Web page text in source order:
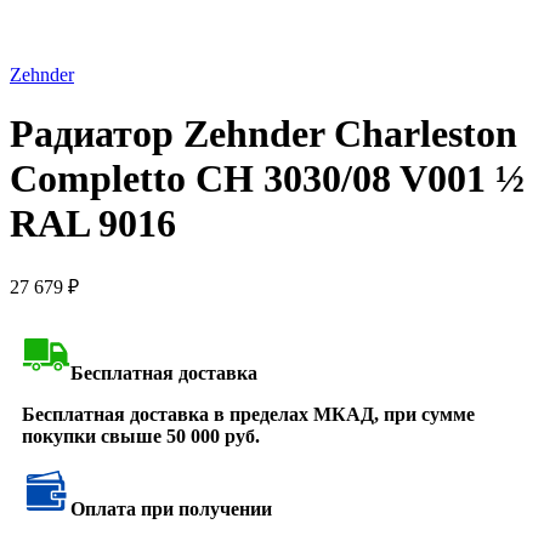
Zehnder
Радиатор Zehnder Charleston
Completto CH 3030/08 V001 ½
RAL 9016
27 679 ₽
Бесплатная доставка
Бесплатная доставка в пределах МКАД, при сумме
покупки свыше 50 000 руб.
Оплата при получении